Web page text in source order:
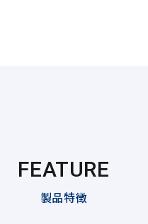
FEATURE
製品特徴